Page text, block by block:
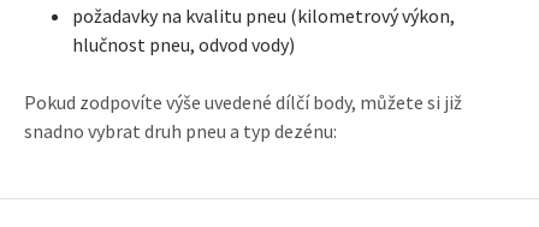
požadavky na kvalitu pneu (kilometrový výkon,
hlučnost pneu, odvod vody)
Pokud zodpovíte výše uvedené dílčí body, můžete si již
snadno vybrat druh pneu a typ dezénu: